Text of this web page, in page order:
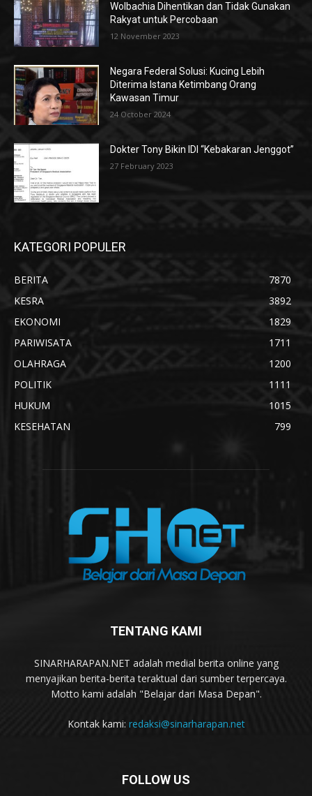
Wolbachia Dihentikan dan Tidak Gunakan
Rakyat untuk Percobaan
12 November 2023
Negara Federal Solusi: Kucing Lebih
Diterima Istana Ketimbang Orang
Kawasan Timur
24 October 2024
Dokter Tony Bikin IDI “Kebakaran Jenggot”
27 February 2023
KATEGORI POPULER
BERITA
7870
KESRA
3892
EKONOMI
1829
PARIWISATA
1711
OLAHRAGA
1200
POLITIK
1111
HUKUM
1015
KESEHATAN
799
TENTANG KAMI
SINARHARAPAN.NET adalah medial berita online yang
menyajikan berita-berita teraktual dari sumber terpercaya.
Motto kami adalah "Belajar dari Masa Depan".
Kontak kami: redaksi@sinarharapan.net
FOLLOW US